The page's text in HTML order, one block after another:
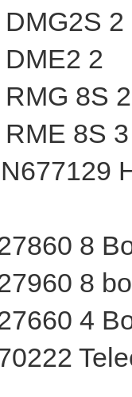
2
2
8S 2
8S 3
8
8
4